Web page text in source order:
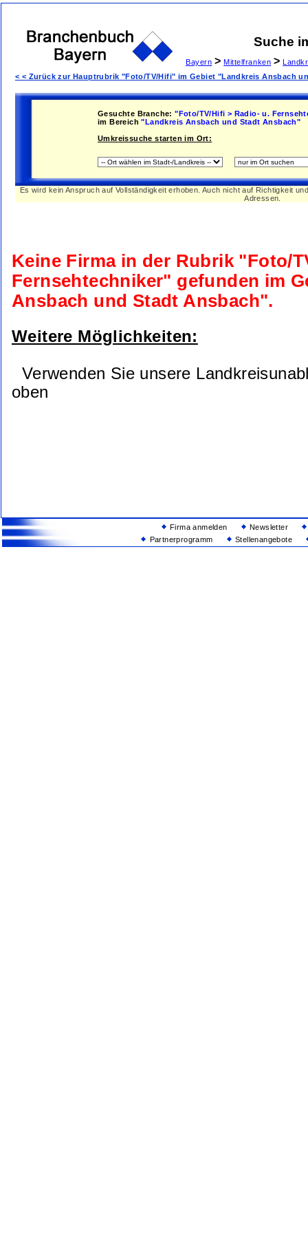
Suche
Bayern > Mittelfranken >
< < Zurück zur Hauptrubrik "Foto/TV/Hifi" im Gebiet "Landkreis Ansbach
Gesuchte Branche: "Foto/TV/Hifi > Radio- u.
im Bereich "Landkreis Ansbach und Stadt Ansbach"
Umkreissuche starten im Ort:
Es wird kein Anspruch auf Vollständigkeit erhoben. Auch nicht auf Richtigkeit
Adressen.
Keine Firma in der Rubrik "Foto/
Fernsehtechniker" gefunden im
Ansbach und Stadt Ansbach".
Weitere Möglichkeiten:
Verwenden Sie unsere
oben
Firma anmelden
Newsletter
Partnerprogramm
Stellenangebote